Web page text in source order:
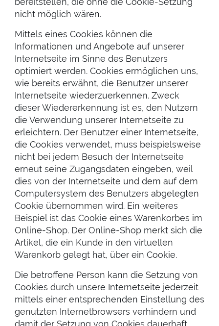
nicht möglich wären.
Mittels eines Cookies können die
Informationen und Angebote auf unserer
Internetseite im Sinne des Benutzers
optimiert werden. Cookies ermöglichen uns,
wie bereits erwähnt, die Benutzer unserer
Internetseite wiederzuerkennen. Zweck
dieser Wiedererkennung ist es, den Nutzern
die Verwendung unserer Internetseite zu
erleichtern. Der Benutzer einer Internetseite,
die Cookies verwendet, muss beispielsweise
nicht bei jedem Besuch der Internetseite
erneut seine Zugangsdaten eingeben, weil
dies von der Internetseite und dem auf dem
Computersystem des Benutzers abgelegten
Cookie übernommen wird. Ein weiteres
Beispiel ist das Cookie eines Warenkorbes im
Online-Shop. Der Online-Shop merkt sich die
Artikel, die ein Kunde in den virtuellen
Warenkorb gelegt hat, über ein Cookie.
Die betroffene Person kann die Setzung von
Cookies durch unsere Internetseite jederzeit
mittels einer entsprechenden Einstellung des
genutzten Internetbrowsers verhindern und
damit der Setzung von Cookies dauerhaft